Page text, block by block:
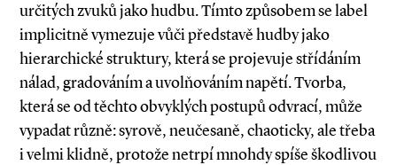
určitých zvuků jako hudbu. Tímto způsobem se label
implicitně vymezuje vůči představě hudby jako
hierarchické struktury, která se projevuje střídáním
nálad, gradováním a uvolňováním napětí. Tvorba,
která se od těchto obvyklých postupů odvrací, může
vypadat různě: syrově, neučesaně, chaoticky, ale třeba
i velmi klidně, protože netrpí mnohdy spíše škodlivou